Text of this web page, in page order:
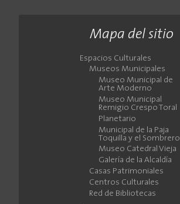
Mapa del sitio
Espacios Culturales
Museos Municipales
Museo Municipal de
Arte Moderno
Museo Municipal
Remigio Crespo Toral
Planetario
Municipal de la Paja
Toquilla y el Sombrero
Museo Catedral Vieja
Galería de la Alcaldía
Casas Patrimoniales
Centros Culturales
Red de Bibliotecas